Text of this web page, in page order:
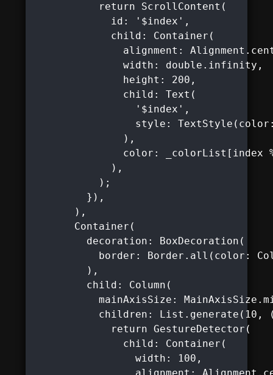
           return ScrollContent(
             id: '$index',
             child: Container(
alignment:
               width: double.infinity,
               height: 200,
               child: Text(
                 '$index',
style:
               ),
color: _colorList[index
             ),
           );
         }),
       ),
       Container(
         decoration: BoxDecoration(
border: Border.all(color:
         ),
         child: Column(
mainAxisSize:
children: List.generate(10,
             return GestureDetector(
               child: Container(
                 width: 100,